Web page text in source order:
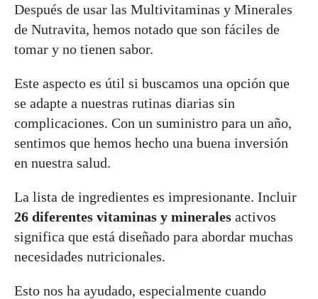
Después de usar las Multivitaminas y Minerales
de Nutravita, hemos notado que son fáciles de
tomar y no tienen sabor.
Este aspecto es útil si buscamos una opción que
se adapte a nuestras rutinas diarias sin
complicaciones. Con un suministro para un año,
sentimos que hemos hecho una buena inversión
en nuestra salud.
La lista de ingredientes es impresionante. Incluir
26 diferentes vitaminas y minerales activos
significa que está diseñado para abordar muchas
necesidades nutricionales.
Esto nos ha ayudado, especialmente cuando